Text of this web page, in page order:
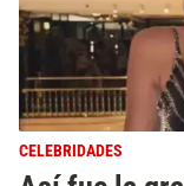
CELEBRIDADES